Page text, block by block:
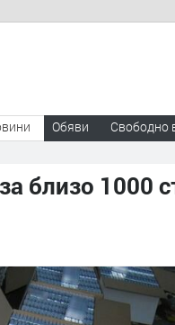
Обяви Свободно
близо 1000